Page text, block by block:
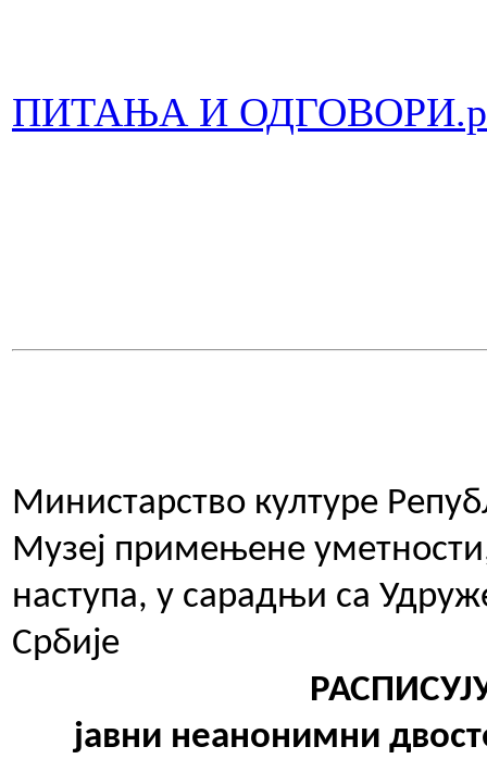
ПИТАЊА И
Министарство културе
Музеј примењене
наступа, у сарадњи са
Србије
јавни неанонимни